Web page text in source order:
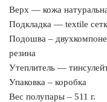
Верх — кожа
Подкладка — textile
Подошва –
резина
Утеплитель —
Упаковка – коробка
Вес полупары – 511 г.